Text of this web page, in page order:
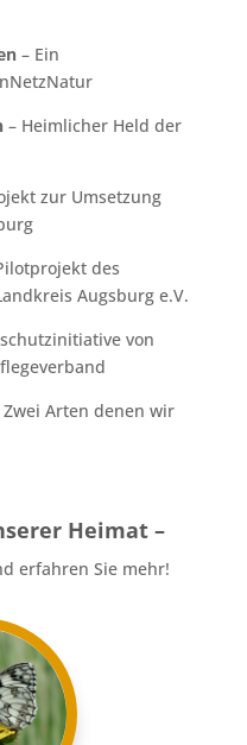
– Ein
– Heimlicher Held der
zur Umsetzung
des
Augsburg e.V.
von
Arten denen wir
Heimat –
erfahren Sie mehr!